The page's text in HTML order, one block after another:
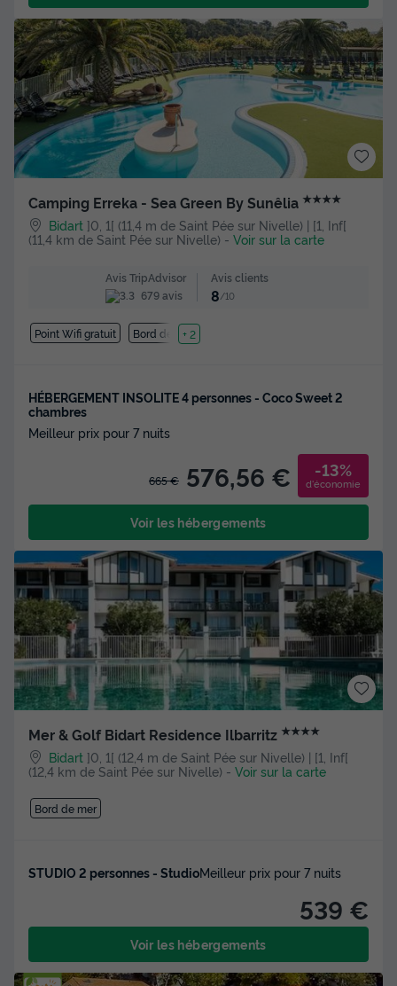
Camping Erreka - Sea Green By Sunêlia ★★★★
Bidart ]0, 1[ (11,4 m de Saint Pée sur Nivelle) | [1, Inf[
(11,4 km de Saint Pée sur Nivelle) - Voir sur la carte
Avis TripAdvisor
679 avis
Avis clients
8/10
Point Wifi gratuit Bord de mer
+ 2
HÉBERGEMENT INSOLITE 4 personnes - Coco Sweet 2
chambres
Meilleur prix pour 7 nuits
665 € 576,56 € -13%
d'économie
Voir les hébergements
Mer & Golf Bidart Residence Ilbarritz ★★★★
Bidart ]0, 1[ (12,4 m de Saint Pée sur Nivelle) | [1, Inf[
(12,4 km de Saint Pée sur Nivelle) - Voir sur la carte
Bord de mer
STUDIO 2 personnes - StudioMeilleur prix pour 7 nuits
539 €
Voir les hébergements